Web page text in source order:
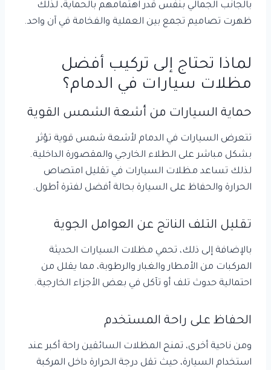
بالجانب الجمالي بنفس قدر اهتمامهم بالحماية، لذلك
ظهرت تصاميم تجمع بين العملية والفخامة في آن واحد.
لماذا تحتاج إلى تركيب أفضل
مظلات سيارات في الدمام؟
حماية السيارات من أشعة الشمس القوية
تتعرض السيارات في الدمام لأشعة شمس قوية تؤثر
بشكل مباشر على الطلاء الخارجي والمقصورة الداخلية.
لذلك تساعد مظلات السيارات في تقليل امتصاص
الحرارة والحفاظ على السيارة بحالة أفضل لفترة أطول.
تقليل التلف الناتج عن العوامل الجوية
بالإضافة إلى ذلك، تحمي مظلات السيارات الحديثة
المركبات من الأمطار والغبار والرطوبة، مما يقلل من
احتمالية حدوث تلف أو تآكل في بعض الأجزاء الخارجية.
الحفاظ على راحة المستخدم
ومن ناحية أخرى، تمنح المظلات السائقين راحة أكبر عند
استخدام السيارة، حيث تقل درجة الحرارة داخل المركبة